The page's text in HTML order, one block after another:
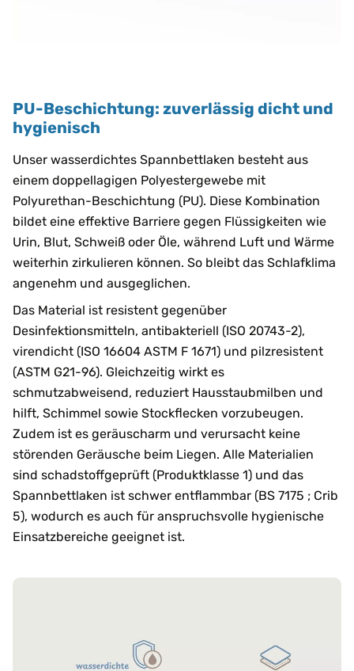
PU-Beschichtung: zuverlässig dicht und
hygienisch
Unser wasserdichtes Spannbettlaken besteht aus
einem doppellagigen Polyestergewebe mit
Polyurethan-Beschichtung (PU). Diese Kombination
bildet eine effektive Barriere gegen Flüssigkeiten wie
Urin, Blut, Schweiß oder Öle, während Luft und Wärme
weiterhin zirkulieren können. So bleibt das Schlafklima
angenehm und ausgeglichen.
Das Material ist resistent gegenüber
Desinfektionsmitteln, antibakteriell (ISO 20743-2),
virendicht (ISO 16604 ASTM F 1671) und pilzresistent
(ASTM G21-96). Gleichzeitig wirkt es
schmutzabweisend, reduziert Hausstaubmilben und
hilft, Schimmel sowie Stockflecken vorzubeugen.
Zudem ist es geräuscharm und verursacht keine
störenden Geräusche beim Liegen. Alle Materialien
sind schadstoffgeprüft (Produktklasse 1) und das
Spannbettlaken ist schwer entflammbar (BS 7175 ; Crib
5), wodurch es auch für anspruchsvolle hygienische
Einsatzbereiche geeignet ist.